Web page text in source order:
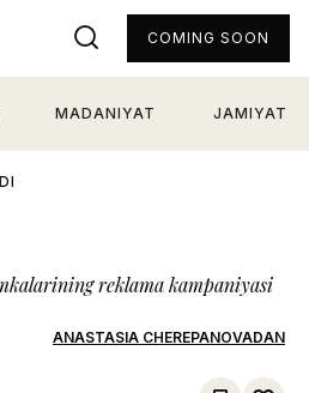
MADANIYAT JAMIYAT
COMING SOON
reklama kampaniyasi
ANASTASIA CHEREPANOVADAN